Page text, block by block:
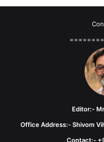
Editor:-
Office Address:- Shivom
Contact:-